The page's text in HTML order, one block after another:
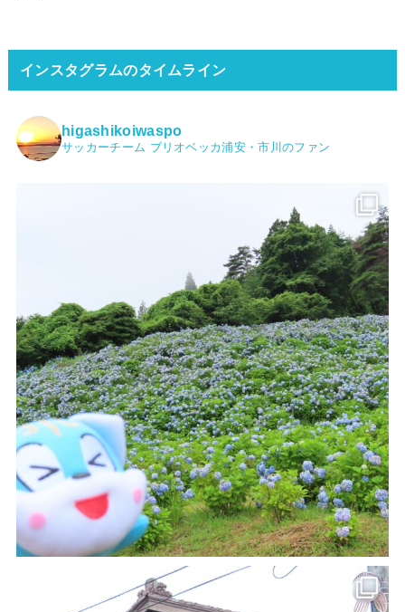
インスタグラムのタイムライン
higashikoiwaspo
サッカーチーム ブリオベッカ浦安・市川のファン